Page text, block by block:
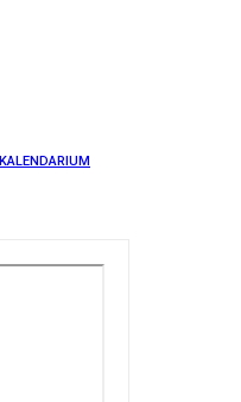
KALENDARIUM